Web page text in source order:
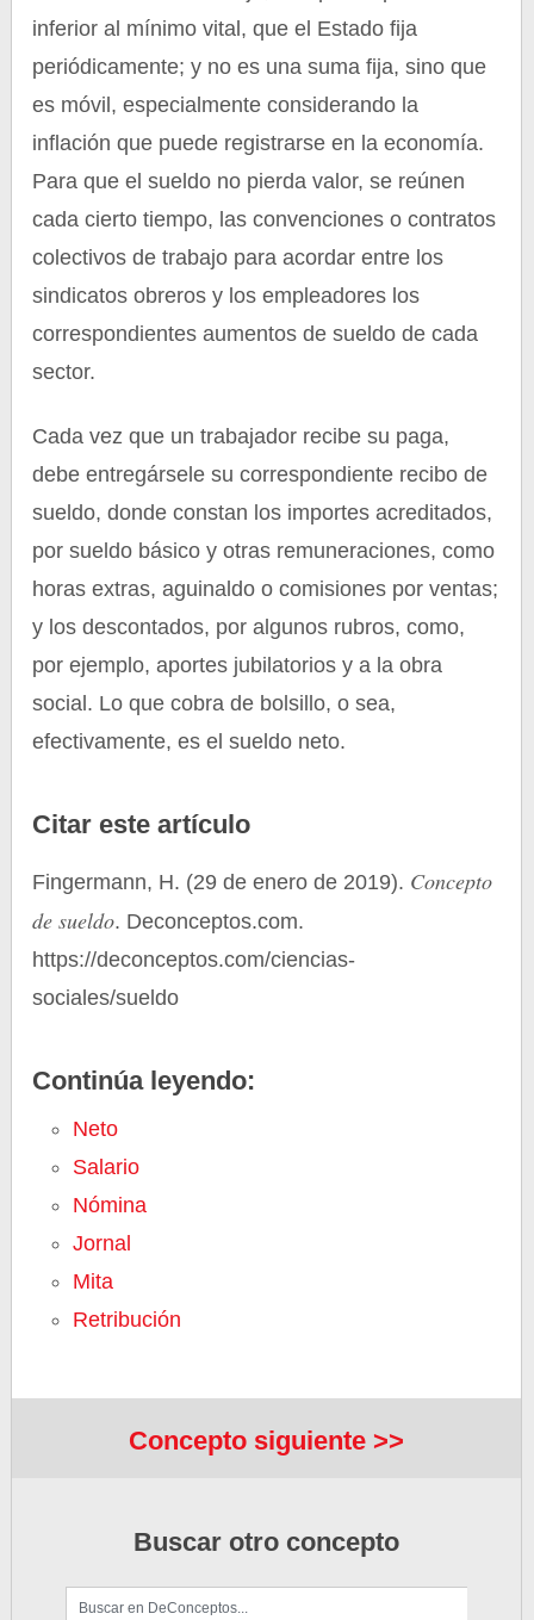
inferior al mínimo vital, que el Estado fija
periódicamente; y no es una suma fija, sino que
es móvil, especialmente considerando la
inflación que puede registrarse en la economía.
Para que el sueldo no pierda valor, se reúnen
cada cierto tiempo, las convenciones o contratos
colectivos de trabajo para acordar entre los
sindicatos obreros y los empleadores los
correspondientes aumentos de sueldo de cada
sector.
Cada vez que un trabajador recibe su paga,
debe entregársele su correspondiente recibo de
sueldo, donde constan los importes acreditados,
por sueldo básico y otras remuneraciones, como
horas extras, aguinaldo o comisiones por ventas;
y los descontados, por algunos rubros, como,
por ejemplo, aportes jubilatorios y a la obra
social. Lo que cobra de bolsillo, o sea,
efectivamente, es el sueldo neto.
Citar este artículo
Fingermann, H. (29 de enero de 2019). Concepto
de sueldo. Deconceptos.com.
https://deconceptos.com/ciencias-
sociales/sueldo
Continúa leyendo:
Neto
Salario
Nómina
Jornal
Mita
Retribución
Concepto siguiente >>
Buscar otro concepto